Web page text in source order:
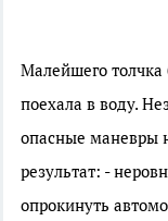
Малейшего толчка
поехала в воду.
опасные маневры
результат: -
опрокинуть